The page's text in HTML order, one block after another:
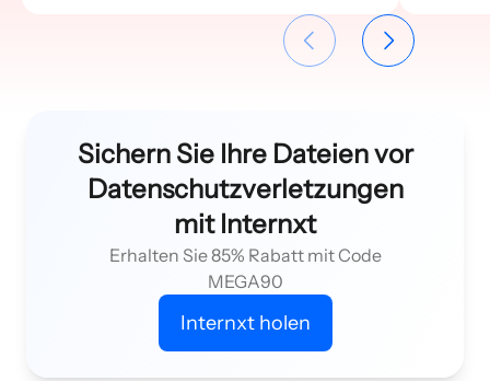
Sichern Sie Ihre Dateien vor
Datenschutzverletzungen
mit Internxt
Erhalten Sie 85% Rabatt mit Code
MEGA90
Internxt holen